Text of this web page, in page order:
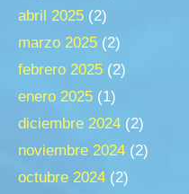
abril 2025 (2)
marzo 2025 (2)
febrero 2025 (2)
enero 2025 (1)
diciembre 2024 (2)
noviembre 2024 (2)
octubre 2024 (2)